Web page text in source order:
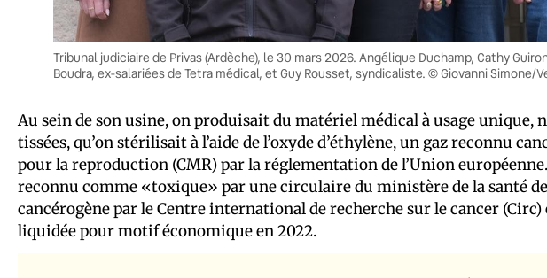
Tribunal judiciaire de Privas (Ardèche), le 30 mars 2026. Angélique Duchamp, Cathy
Boudra, ex-salariées de Tetra médical, et Guy Rousset, syndicaliste. © Giovanni Simone/
Au sein de son usine, on produisait du matériel médical à usage unique,
tissées, qu’on stérilisait à l’aide de l’oxyde d’éthylène, un gaz reconnu
pour la reproduction (CMR) par la réglementation de l’Union
reconnu comme «toxique» par une circulaire du ministère de la santé de
cancérogène par le Centre international de recherche sur le cancer (Circ)
liquidée pour motif économique en 2022.